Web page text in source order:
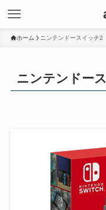
ホーム ニンテンドースイッチ2
ニンテンドー